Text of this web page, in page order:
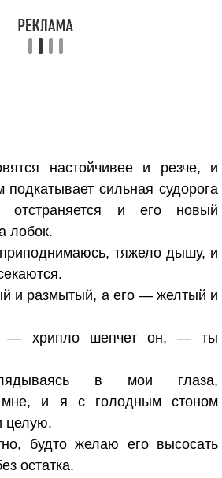
настойчивее и резче, и
подкатывает сильная судорога
отстраняется и его новый
лобок.
тяжело дышу, и
и размытый, а его — желтый и
— хрипло шепчет он, — ты
в мои глаза,
мне, и я с голодным стоном
целую.
будто желаю его высосать
остатка.